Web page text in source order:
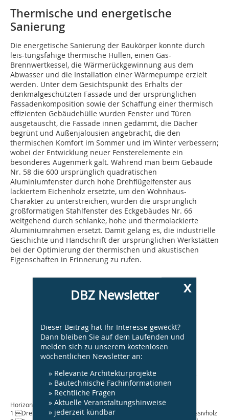
Thermische und energetische
Sanierung
Die energetische Sanierung der Baukörper konnte durch
leis-tungsfähige thermische Hüllen, einen Gas-
Brennwertkessel, die Wärmerückgewinnung aus dem
Abwasser und die Installation einer Wärmepumpe erzielt
werden. Unter dem Gesichtspunkt des Erhalts der
denkmalgeschützten Fassade und der ursprünglichen
Fassadenkomposition sowie der Schaffung einer thermisch
effizienten Gebäudehülle wurden Fenster und Türen
ausgetauscht, die Fassade innen gedämmt, die Dächer
begrünt und Außenjalousien angebracht, die den
thermischen Komfort im Sommer und im Winter verbessern;
wobei der Entwicklung neuer Fensterelemente ein
besonderes Augenmerk galt. Während man beim Gebäude
Nr. 58 die 600 ursprünglich quadratischen
Aluminiumfenster durch hohe Drehflügelfenster aus
lackiertem Eichenholz ersetzte, um den Wohnhaus-
Charakter zu unterstreichen, wurden die ursprünglich
großformatigen Stahlfenster des Eckgebäudes Nr. 66
weitgehend durch schlanke, hohe und thermolackierte
Aluminiumrahmen ersetzt. Damit gelang es, die industrielle
Geschichte und Handschrift der ursprünglichen Werkstätten
bei der Optimierung der thermischen und akustischen
Eigenschaften in Erinnerung zu rufen.
Horizontalschnitt Fassade, M 1 : 20
1 Drehflügelfenster mit Fensterflügel aus lackiertem Eichenmassivholz
x
DBZ Newsletter
Dieser Beitrag hat Ihr Interesse geweckt?
Dann bleiben Sie auf dem Laufenden und
melden sich zu unserem kostenlosen
wöchentlichen Newsletter an:
» Relevante Architekturprojekte
» Bautechnische Fachinformationen
» Rechtliche Fragen
» Aktuelle Veranstaltungshinweise
» jederzeit kündbar